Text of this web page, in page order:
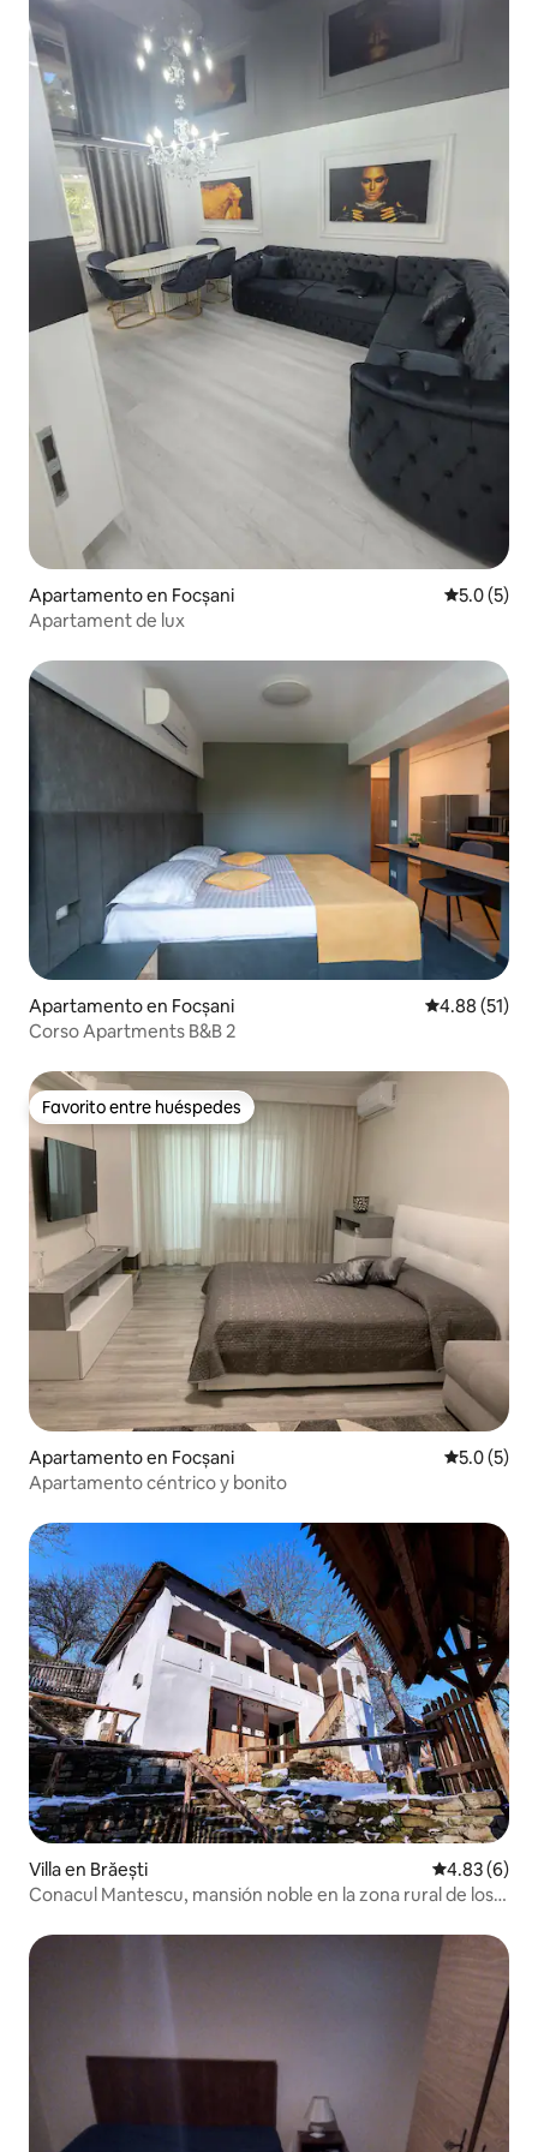
Apartamento en Focșani
5.0 (5)
Apartament de lux
Apartamento en Focșani Calificación
4.88 (51)
Corso Apartments B&B 2
Favorito entre huéspedes
Favorito entre huéspedes
Apartamento en Focșani
5.0 (5)
Apartamento céntrico y bonito
Villa en Brăești Calificación
4.83 (6)
Conacul Mantescu, mansión noble en la zona rural de los